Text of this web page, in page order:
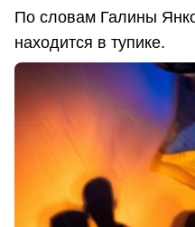
По словам Галины
находится в тупике.